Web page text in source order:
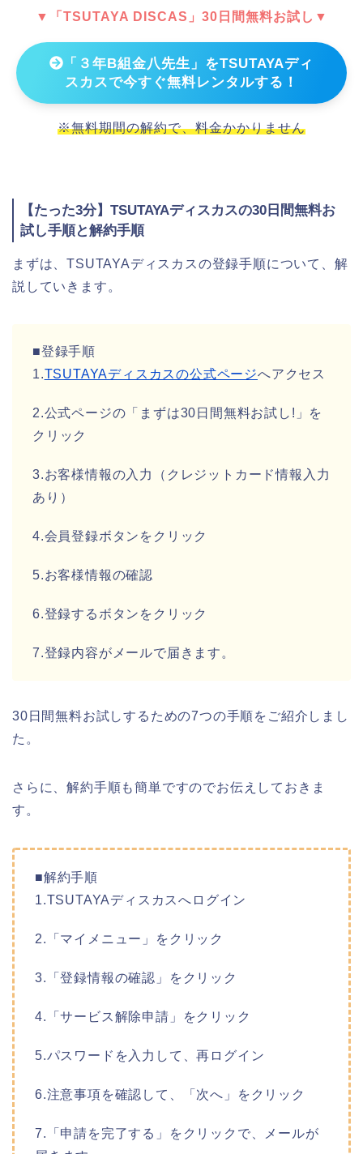
▼「TSUTAYA DISCAS」30日間無料お試し▼
「３年B組金八先生」をTSUTAYAディ
スカスで今すぐ無料レンタルする！
※無料期間の解約で、料金かかりません
【たった3分】TSUTAYAディスカスの30日間無料お
試し手順と解約手順
まずは、TSUTAYAディスカスの登録手順について、解
説していきます。
■登録手順
1.TSUTAYAディスカスの公式ページへアクセス
2.公式ページの「まずは30日間無料お試し!」を
クリック
3.お客様情報の入力（クレジットカード情報入力
あり）
4.会員登録ボタンをクリック
5.お客様情報の確認
6.登録するボタンをクリック
7.登録内容がメールで届きます。
30日間無料お試しするための7つの手順をご紹介しまし
た。
さらに、解約手順も簡単ですのでお伝えしておきま
す。
■解約手順
1.TSUTAYAディスカスへログイン
2.「マイメニュー」をクリック
3.「登録情報の確認」をクリック
4.「サービス解除申請」をクリック
5.パスワードを入力して、再ログイン
6.注意事項を確認して、「次へ」をクリック
7.「申請を完了する」をクリックで、メールが